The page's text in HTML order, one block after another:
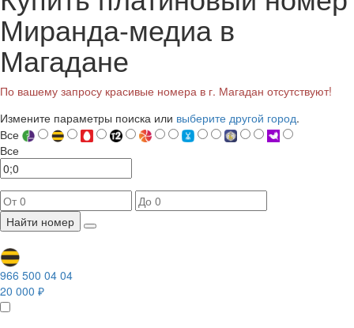
Миранда-медиа в
Магадане
По вашему запросу красивые номера в г. Магадан отсутствуют!
Измените параметры поиска или выберите другой город.
Все
Все
Найти номер
966 500 04 04
20 000 ₽